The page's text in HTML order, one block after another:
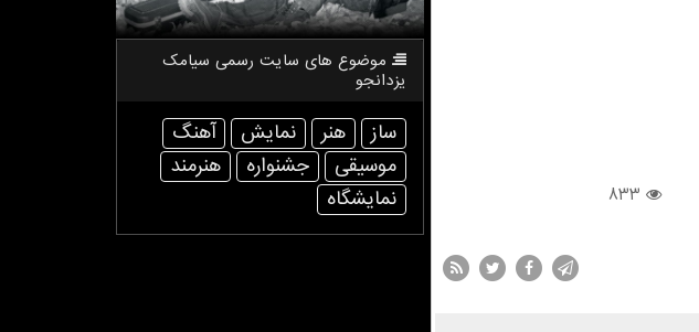
833
موضوع های سایت رسمی سیامك
یزدانجو
ساز هنر نمایش
آهنگ
موسیقی
جشنواره
هنرمند
نمایشگاه